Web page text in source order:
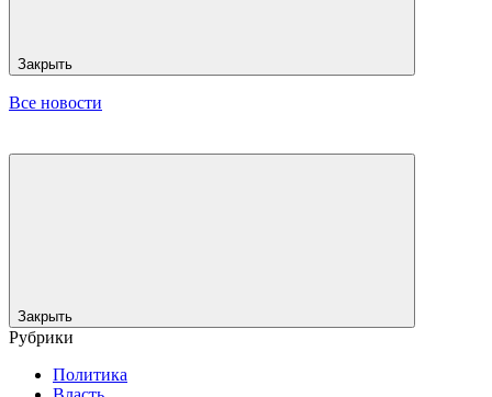
Закрыть
Все новости
Закрыть
Рубрики
Политика